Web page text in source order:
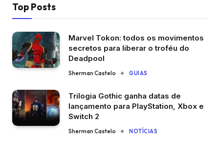
Top Posts
Marvel Tokon: todos os movimentos
secretos para liberar o troféu do
Deadpool
Sherman Castelo GUIAS
Trilogia Gothic ganha datas de
lançamento para PlayStation, Xbox e
Switch 2
Sherman Castelo NOTÍCIAS